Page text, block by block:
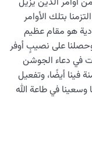
بتلك الأوامر
هو مقام عظيم
وحصلنا على نصيبٍ أوفر
في دعاء الجوشن
فينا أيضًا، وتفعيل
وسعينا في طاعة الله